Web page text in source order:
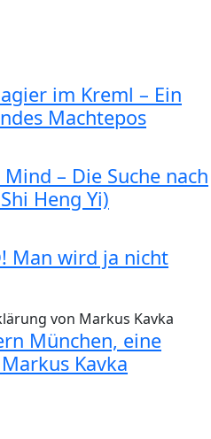
im Kreml – Ein
Machtepos
– Die Suche nach
Heng Yi)
Man wird ja nicht
München, eine
Kavka